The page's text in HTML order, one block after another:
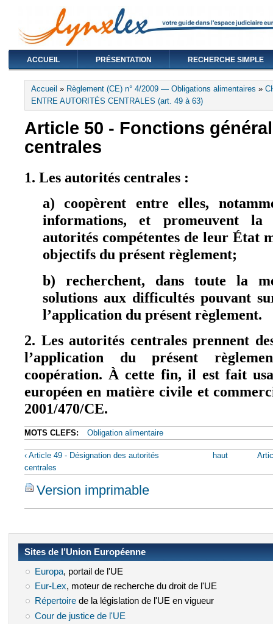
ACCUEIL PRÉSENTATION RECHERCHE SIMPLE
Vous êtes ici
Accueil » Règlement (CE) n° 4/2009 — Obligations alimentaires »
ENTRE AUTORITÉS CENTRALES (art. 49 à 63)
Article 50 - Fonctions
centrales
1. Les autorités centrales :
a) coopèrent entre elles,
informations, et promeuvent la
autorités compétentes de leur État
objectifs du présent règlement;
b) recherchent, dans toute la
solutions aux difficultés pouvant
l’application du présent règlement.
2. Les autorités centrales prennent
l’application du présent
coopération. À cette fin, il est fait
européen en matière civile et
2001/470/CE.
MOTS CLEFS: Obligation alimentaire
‹ Article 49 - Désignation des autorités
centrales
haut
Version imprimable
Sites de l’Union Européenne
Europa(le lien est externe)
, portail de l'UE
Eur-Lex (le lien est externe)
, moteur de recherche du droit de l'UE
Répertoire(le lien est externe)
de la législation de l'UE en vigueur
Cour de justice de l'UE